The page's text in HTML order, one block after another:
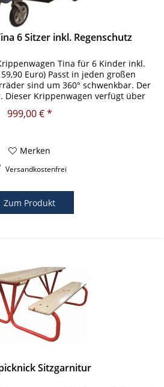
6 Sitzer inkl. Regenschutz
Tina für 6 Kinder inkl.
Euro) Passt in jeden großen
sind um 360° schwenkbar. Der
Dieser Krippenwagen verfügt über
999,00 € *
Merken
Versandkostenfrei
Zum Produkt
Sitzgarnitur